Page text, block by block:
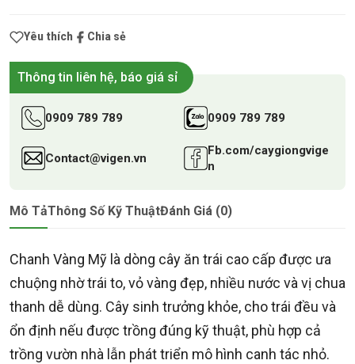
Yêu thích Chia sẻ
Thông tin liên hệ, báo giá sỉ
0909 789 789 0909 789 789
Contact@vigen.vn
Fb.com/caygiongvige
n
Mô TảThông Số Kỹ ThuậtĐánh Giá (0)
Chanh Vàng Mỹ là dòng cây ăn trái cao cấp được ưa
chuộng nhờ trái to, vỏ vàng đẹp, nhiều nước và vị chua
thanh dễ dùng. Cây sinh trưởng khỏe, cho trái đều và
ổn định nếu được trồng đúng kỹ thuật, phù hợp cả
trồng vườn nhà lẫn phát triển mô hình canh tác nhỏ.